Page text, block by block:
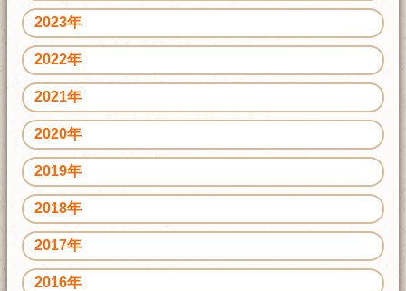
2023年
2022年
2021年
2020年
2019年
2018年
2017年
2016年